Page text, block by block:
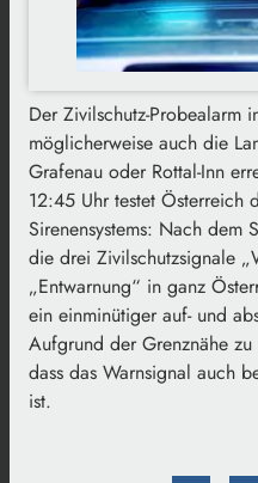
Der Zivilschutz-Probealarm
möglicherweise auch die
Grafenau oder Rottal-Inn
12:45 Uhr testet Österreich
Sirenensystems: Nach dem
die drei Zivilschutzsignale
„Entwarnung“ in ganz
ein einminütiger auf- und
Aufgrund der Grenznähe
dass das Warnsignal auch
ist.